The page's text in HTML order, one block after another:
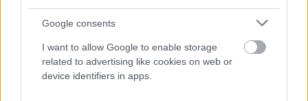
Google consents
I want to allow Google to enable storage
related to advertising like cookies on web or
device identifiers in apps.
A kudarc elkerülése érdekében a perfekcionisták számos lehetőségre
mondanak nemet, mert érzik, mennyire nehéz lenne abban tökéletesen
megfelelni. Biztonsági játékot játszanak, azaz főként olyan projektekre,
feladatokra bólintanak rá, melyekben tudják, hogy jól tudnak teljesíteni.